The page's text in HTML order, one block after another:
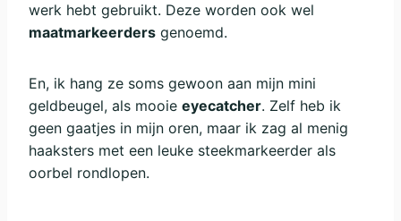
werk hebt gebruikt. Deze worden ook wel
maatmarkeerders genoemd.
En, ik hang ze soms gewoon aan mijn mini
geldbeugel, als mooie eyecatcher. Zelf heb ik
geen gaatjes in mijn oren, maar ik zag al menig
haaksters met een leuke steekmarkeerder als
oorbel rondlopen.